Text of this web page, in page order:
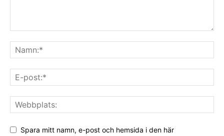
Spara mitt namn, e-post och hemsida i den här